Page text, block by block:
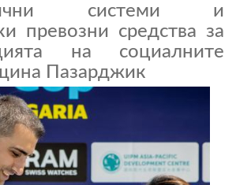
системи и
превозни средства за
на социалните
Пазарджик